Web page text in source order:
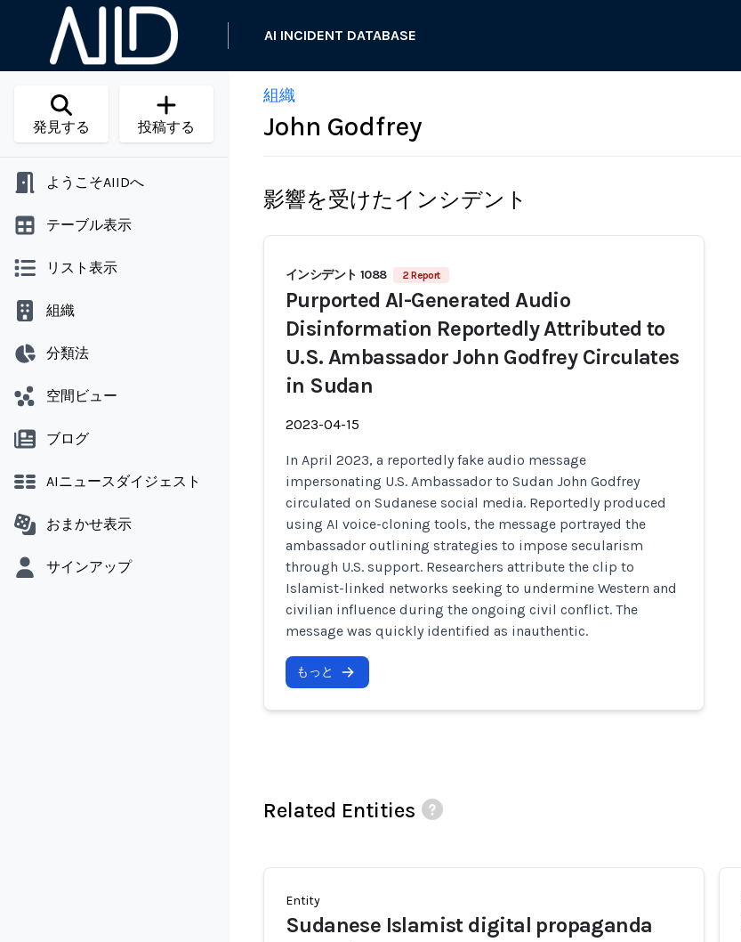
AI INCIDENT DATABASE
発見する 投稿する
ようこそAIIDへ
テーブル表示
リスト表示
組織
分類法
空間ビュー
ブログ
AIニュースダイジェスト
おまかせ表示
サインアップ
組織
John Godfrey
影響を受けたインシデント
インシデント 1088 2 Report
Purported AI-Generated Audio
Disinformation Reportedly Attributed to
U.S. Ambassador John Godfrey Circulates
in Sudan
2023-04-15
In April 2023, a reportedly fake audio message
impersonating U.S. Ambassador to Sudan John Godfrey
circulated on Sudanese social media. Reportedly produced
using AI voice-cloning tools, the message portrayed the
ambassador outlining strategies to impose secularism
through U.S. support. Researchers attribute the clip to
Islamist-linked networks seeking to undermine Western and
civilian influence during the ongoing civil conflict. The
message was quickly identified as inauthentic.
もっと
Related Entities
Entity
Sudanese Islamist digital propaganda